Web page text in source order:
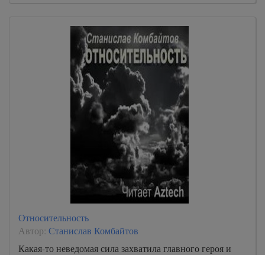
Относительность
Автор: Станислав Комбайтов
Какая-то неведомая сила захватила главного героя и